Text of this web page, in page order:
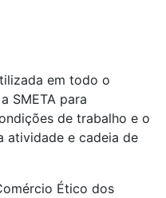
em todo o
SMETA para
de trabalho e o
atividade e cadeia de
Ético dos